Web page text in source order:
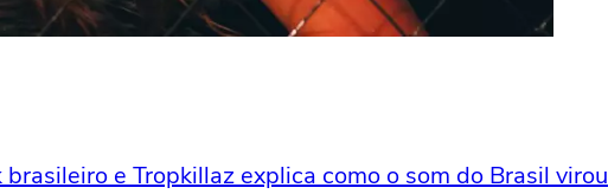
e Tropkillaz explica como o som do Brasil virou